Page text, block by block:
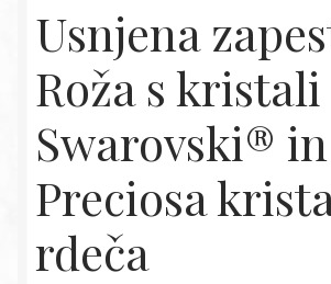
Usnjena
Roža s kristali
Swarovski® in
Preciosa
rdeča